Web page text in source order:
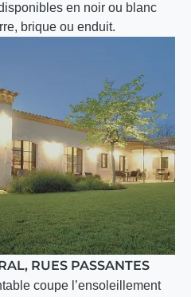
en noir ou blanc
brique ou enduit.
RUES PASSANTES
coupe l’ensoleillement